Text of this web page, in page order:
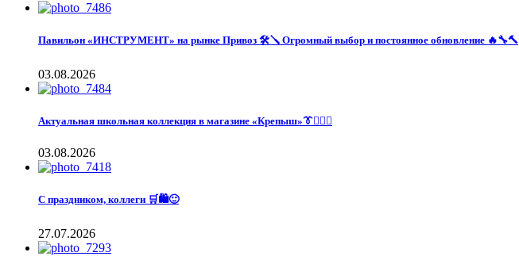
Павильон «ИНСТРУМЕНТ» на рынке Привоз 🛠️🪛 Огромный выбор и постоянное обновление 🔥🔧🔨
03.08.2026
Актуальная школьная коллекция в магазине «Крепыш»👔🙋🏽‍♀️
03.08.2026
С праздником, коллеги 🛒🛍️🙂
27.07.2026